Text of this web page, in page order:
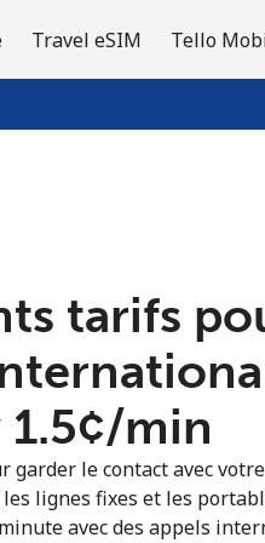
Travel eSIM Tello
→
tarifs
min
garder le contact avec
lignes fixes et les
avec des appels